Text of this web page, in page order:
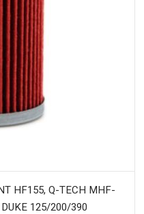
HF155, Q-TECH MHF-
125/200/390